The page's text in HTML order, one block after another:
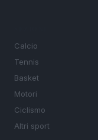
Calcio
Tennis
Basket
Motori
Ciclismo
Altri sport